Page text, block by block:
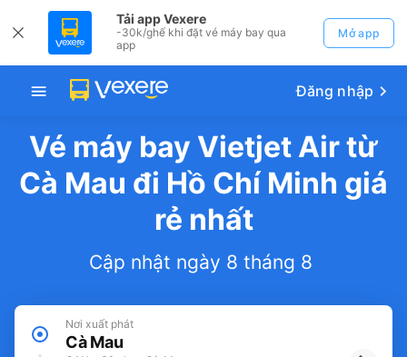
Tải app Vexere
-30k/ghế khi đặt vé máy bay qua
app
Mở app
Đăng nhập
Vé máy bay Vietjet Air từ
Cà Mau đi Hồ Chí Minh giá
rẻ nhất
Cập nhật ngày 8 tháng 8
Nơi xuất phát
Cà Mau